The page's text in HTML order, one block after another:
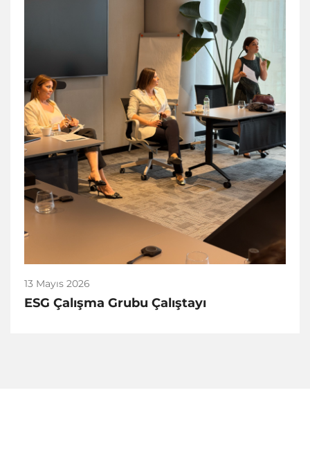
13 Mayıs 2026
ESG Çalışma Grubu Çalıştayı